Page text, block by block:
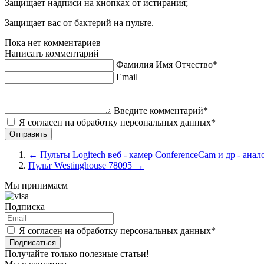
Защищает надписи на кнопках от истирания;
Защищает вас от бактерий на пульте.
Пока нет комментариев
Написать комментарий
Фамилия Имя Отчество*
Email
Введите комментарий*
Я согласен на обработку персональных данных*
← Пульты Logitech веб - камер ConferenceCam и др -
Пульт Westinghouse 78095 →
Мы принимаем
Подписка
Я согласен на обработку персональных данных*
Подписаться
Получайте только полезные статьи!